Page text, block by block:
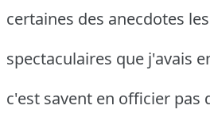
certaines des anecdotes
spectaculaires que j'avais
c'est savent en officier pas